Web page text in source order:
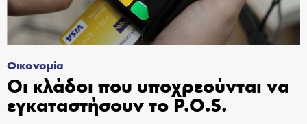
Οικονομία
Οι κλάδοι που υποχρεούνται να
εγκαταστήσουν το P.O.S.